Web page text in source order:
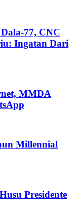
77, CNC
Ingatan Dari
MMDA
Millennial
Presidente